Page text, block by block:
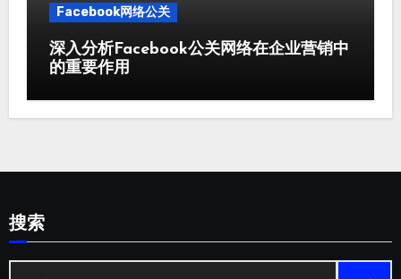
Facebook网络公关
深入分析Facebook公关网络在企业营销中
的重要作用
搜索